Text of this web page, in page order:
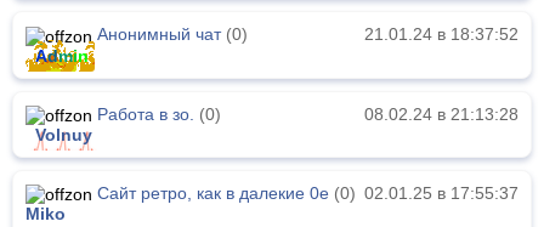
Анонимный чат (0)
21.01.24 в 18:37:52
Admin
Работа в зо. (0)
08.02.24 в 21:13:28
Volnuy
Сайт ретро, как в далекие 0е (0) 02.01.25 в 17:55:37
Miko